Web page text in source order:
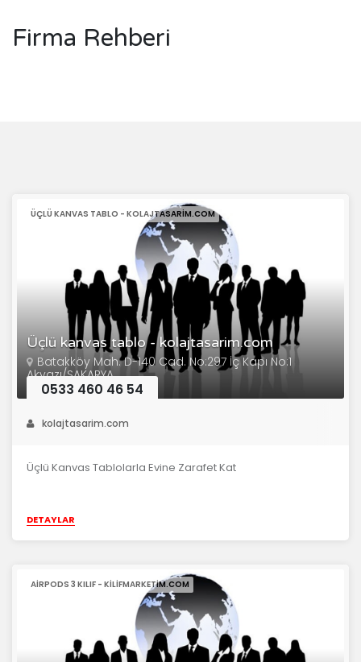
Firma Rehberi
Üçlü kanvas tablo - kolajtasarim.com
ÜÇLÜ KANVAS TABLO - KOLAJTASARIM.COM
Batakköy Mah. D-140 Cad. No:297 İç Kapı No:1
Akyazı/SAKARYA
0533 460 46 54
kolajtasarim.com
Üçlü Kanvas Tablolarla Evine Zarafet Kat
DETAYLAR
AIRPODS 3 KILIF - KILIFMARKETIM.COM